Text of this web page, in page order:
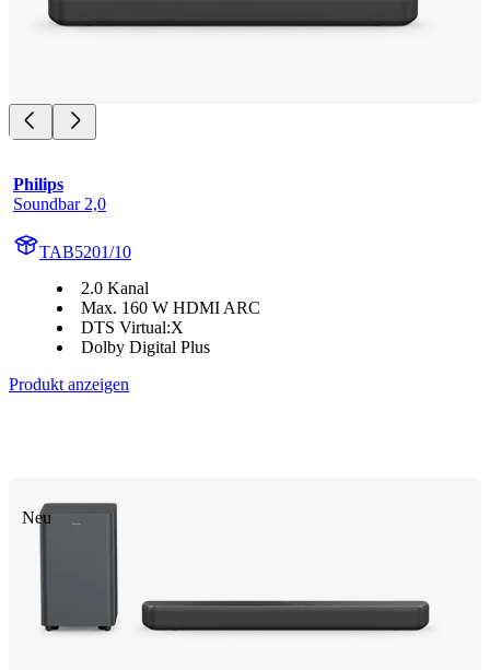
Philips
Soundbar 2,0
TAB5201/10
2.0 Kanal
Max. 160 W HDMI ARC
DTS Virtual:X
Dolby Digital Plus
Produkt anzeigen
Neu